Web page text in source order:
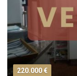
220.000 €